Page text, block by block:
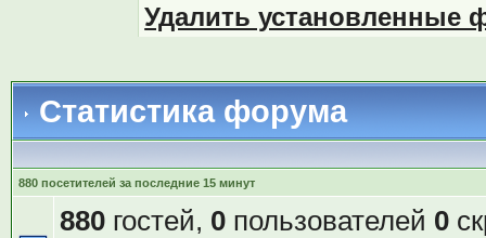
Удалить установленные
Статистика форума
880 посетителей за последние 15 минут
880гостей, 0пользователей 0